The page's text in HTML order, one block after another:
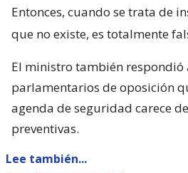
Entonces, cuando se trata de
que no existe, es totalmente
El ministro también respondió
parlamentarios de oposición
agenda de seguridad carece
preventivas.
Lee también...